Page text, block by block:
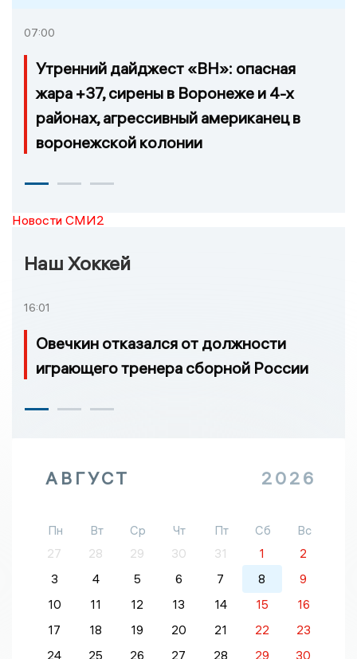
07:00
Утренний дайджест «ВН»: опасная
жара +37, сирены в Воронеже и 4-х
районах, агрессивный американец в
воронежской колонии
Новости СМИ2
Наш Хоккей
16:01
Овечкин отказался от должности
играющего тренера сборной России
АВГУСТ 2026
Пн Вт Ср Чт Пт Сб
Вс
27
28 29 30 31 1
2
3
4 5 6 7 8
9
10
11 12 13 14 15
16
17
18 19 20 21 22
23
24
25 26 27 28 29 30